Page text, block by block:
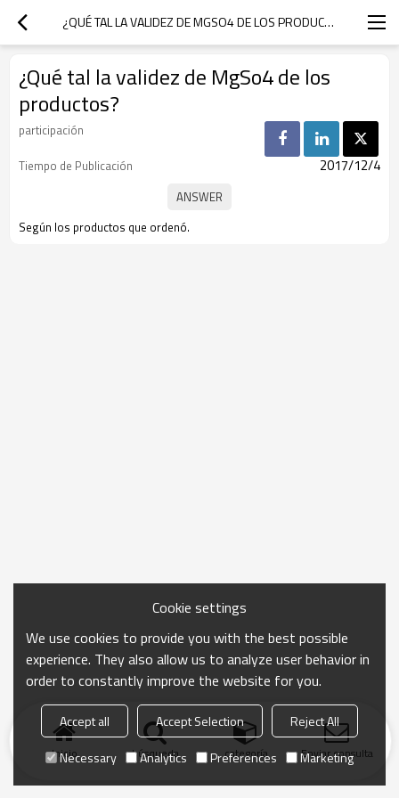
¿QUÉ TAL LA VALIDEZ DE MGSO4 DE LOS PRODUCTOS?
¿Qué tal la validez de MgSo4 de los
productos?
participación
Tiempo de Publicación
2017/12/4
Según los productos que ordenó.
Inicio búsqueda categoría Enviar consulta
Cookie settings
We use cookies to provide you with the best possible
experience. They also allow us to analyze user behavior in
order to constantly improve the website for you.
Accept all Accept Selection
Reject All
Necessary
Analytics Preferences Marketing